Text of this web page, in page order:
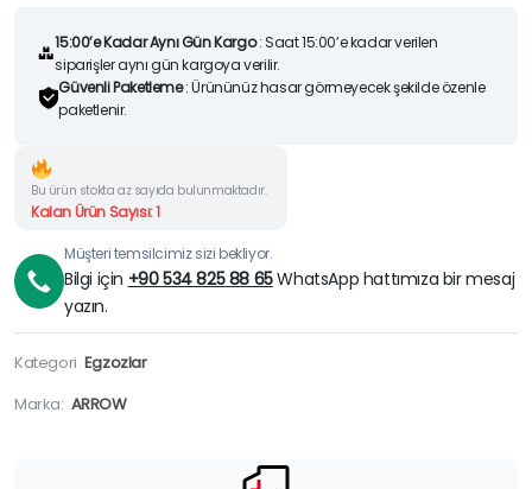
15:00’e Kadar Aynı Gün Kargo: Saat 15:00’e kadar verilen
siparişler aynı gün kargoya verilir.
Güvenli Paketleme: Ürününüz hasar görmeyecek şekilde özenle
paketlenir.
Bu ürün stokta az sayıda bulunmaktadır.
Kalan Ürün Sayısı: 1
Müşteri temsilcimiz sizi bekliyor.
Bilgi için +90 534 825 88 65WhatsApp hattımıza bir mesaj
yazın.
Kategori Egzozlar
Marka: ARROW